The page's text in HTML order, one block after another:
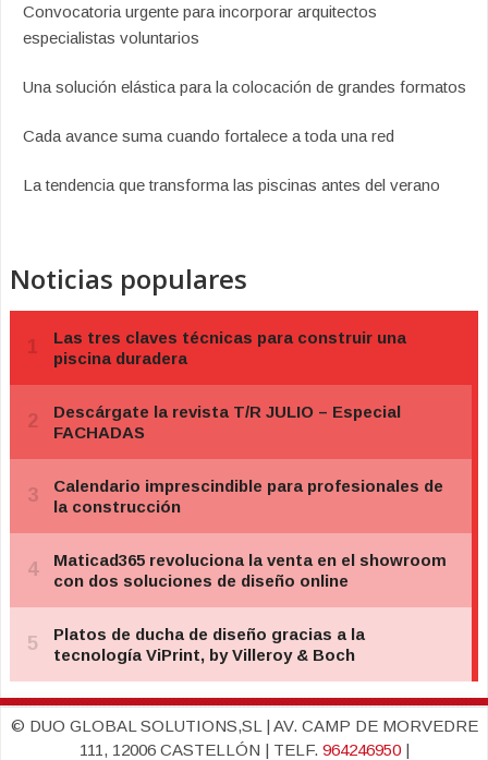
Convocatoria urgente para incorporar arquitectos
especialistas voluntarios
Una solución elástica para la colocación de grandes formatos
Cada avance suma cuando fortalece a toda una red
La tendencia que transforma las piscinas antes del verano
Noticias populares
© DUO GLOBAL SOLUTIONS,SL | AV. CAMP DE MORVEDRE
111, 12006 CASTELLÓN | TELF. 964246950|